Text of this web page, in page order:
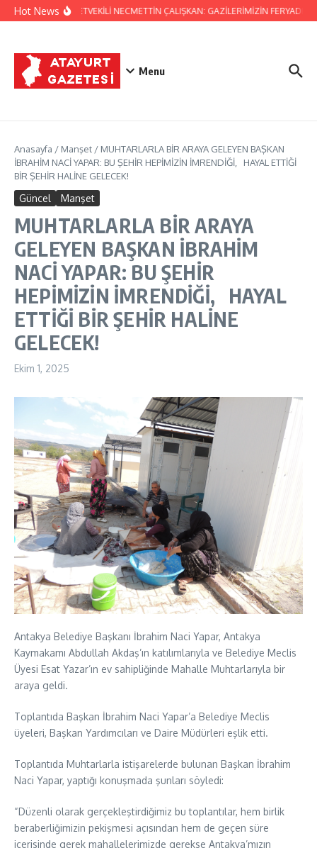
İçeriğe atla
Hot News
HATAY MİLLETVEKİLİ NECMETTİN ÇALIŞKAN: GAZİLERİMİZİN FERYADINA
Menu
Anasayfa / Manşet / MUHTARLARLA BİR ARAYA GELEYEN BAŞKAN
İBRAHİM NACİ YAPAR: BU ŞEHİR HEPİMİZİN İMRENDİĞİ, HAYAL ETTİĞİ
BİR ŞEHİR HALİNE GELECEK!
Güncel Manşet
MUHTARLARLA BİR ARAYA
GELEYEN BAŞKAN İBRAHİM
NACİ YAPAR: BU ŞEHİR
HEPİMİZİN İMRENDİĞİ, HAYAL
ETTİĞİ BİR ŞEHİR HALİNE
GELECEK!
Ekim 1, 2025
Antakya Belediye Başkanı İbrahim Naci Yapar, Antakya
Kaymakamı Abdullah Akdaş’ın katılımlarıyla ve Belediye Meclis
Üyesi Esat Yazar’ın ev sahipliğinde Mahalle Muhtarlarıyla bir
araya geldi.
Toplantıda Başkan İbrahim Naci Yapar’a Belediye Meclis
üyeleri, Başkan Yardımcıları ve Daire Müdürleri eşlik etti.
Toplantıda Muhtarlarla istişarelerde bulunan Başkan İbrahim
Naci Yapar, yaptığı konuşmada şunları söyledi:
“Düzenli olarak gerçekleştirdiğimiz bu toplantılar, hem birlik
beraberliğimizin pekişmesi açısından hem de geçen süre
içerisinde gerek mahallelerimizde gerekse Antakya’mızın